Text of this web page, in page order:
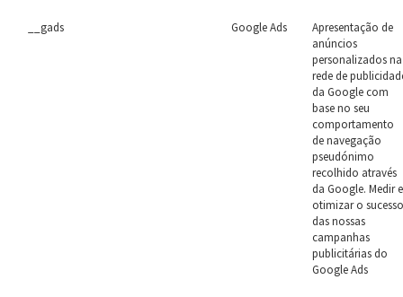
__gads Google Ads
Apresentação de
anúncios
personalizados na
rede de
da Google com
base no seu
comportamento
de navegação
pseudónimo
recolhido através
da Google. Medir e
otimizar o
das nossas
campanhas
publicitárias do
Google Ads